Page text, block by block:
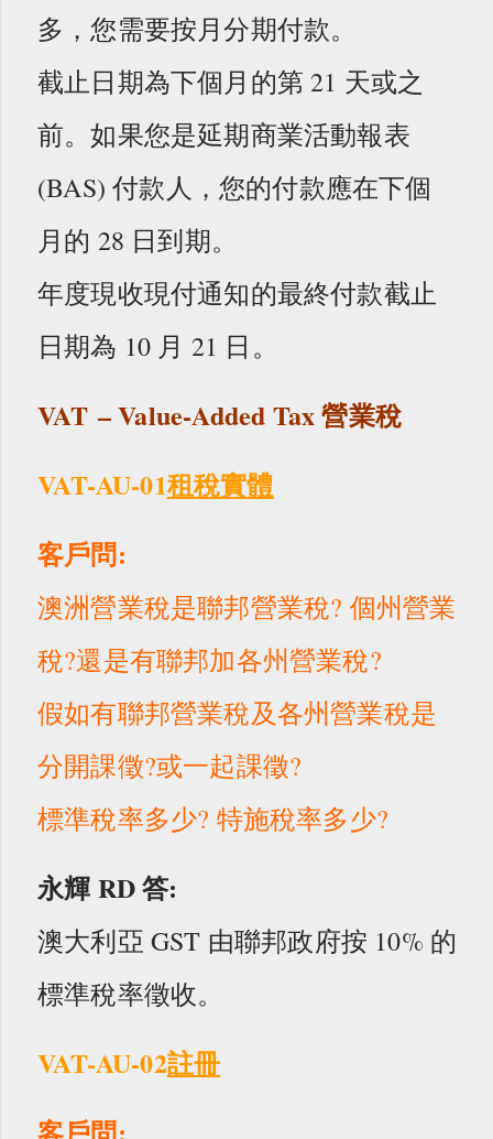
多，您需要按月分期付款。
截止日期為下個月的第 21 天或之
前。如果您是延期商業活動報表
(BAS) 付款人，您的付款應在下個
月的 28 日到期。
年度現收現付通知的最終付款截止
日期為 10 月 21 日。
VAT –Value-Added Tax 營業稅
VAT-AU-01租稅實體
客戶問:
澳洲營業稅是聯邦營業稅? 個州營業
稅?還是有聯邦加各州營業稅?
假如有聯邦營業稅及各州營業稅是
分開課徵?或一起課徵?
標準稅率多少? 特施稅率多少?
永輝 RD答:
澳大利亞 GST 由聯邦政府按 10% 的
標準稅率徵收。
VAT-AU-02註冊